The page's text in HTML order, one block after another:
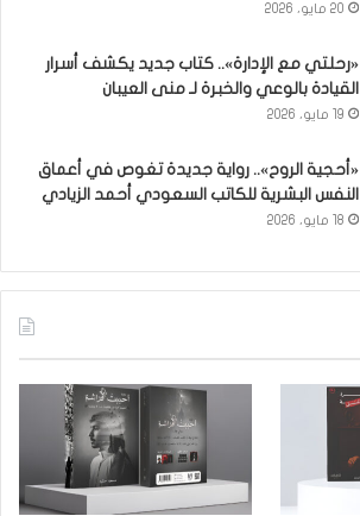
20 مايو، 2026
«رحلتي مع الإدارة».. كتاب جديد يكشف أسرار
القيادة بالوعي والخبرة لـ منى العيبان
19 مايو، 2026
«أحجية الروح».. رواية جديدة تغوص في أعماق
النفس البشرية للكاتب السعودي أحمد الزيادي
18 مايو، 2026